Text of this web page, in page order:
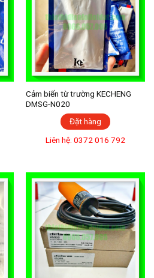
Cảm biến từ trường KECHENG
DMSG-N020
Đặt hàng
Liên hệ: 0372 016 792